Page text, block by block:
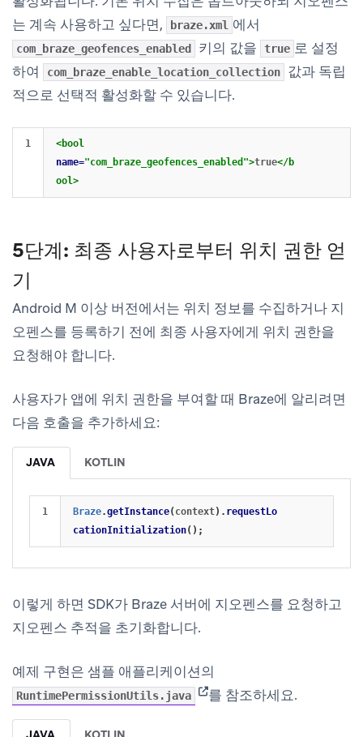
는 계속 사용하고 싶다면,
braze.xml 에서
com_braze_geofences_enabled 키의 값을 true 로 설정
하여
com_braze_enable_location_collection
값과 독립
적으로 선택적 활성화할 수 있습니다.
<bool
name="com_braze_geofences_enabled">true</b
ool>
5단계: 최종 사용자로부터 위치 권한 얻
기
Android M 이상 버전에서는 위치 정보를 수집하거나 지
오펜스를 등록하기 전에 최종 사용자에게 위치 권한을
요청해야 합니다.
사용자가 앱에 위치 권한을 부여할 때 Braze에 알리려면
다음 호출을 추가하세요:
JAVA KOTLIN
Braze.getInstance( context). requestLo
cationInitialization();
이렇게 하면 SDK가 Braze 서버에 지오펜스를 요청하고
지오펜스 추적을 초기화합니다.
예제 구현은 샘플 애플리케이션의
RuntimePermissionUtils.java (opens in new tab)
를 참조하세요.